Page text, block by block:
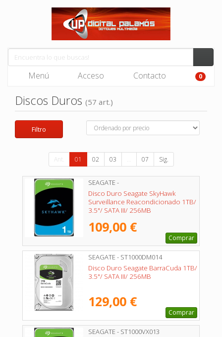
Menú Acceso Contacto 0
Discos Duros (57 art.)
Filtro
Ant. 01 02 03 ... 07 Sig.
SEAGATE -
Disco Duro Seagate SkyHawk
Surveillance Reacondicionado 1TB/
3.5"/ SATA III/ 256MB
109,00 €
Comprar
SEAGATE - ST1000DM014
Disco Duro Seagate BarraCuda 1TB/
3.5"/ SATA III/ 256MB
129,00 €
Comprar
SEAGATE - ST1000VX013